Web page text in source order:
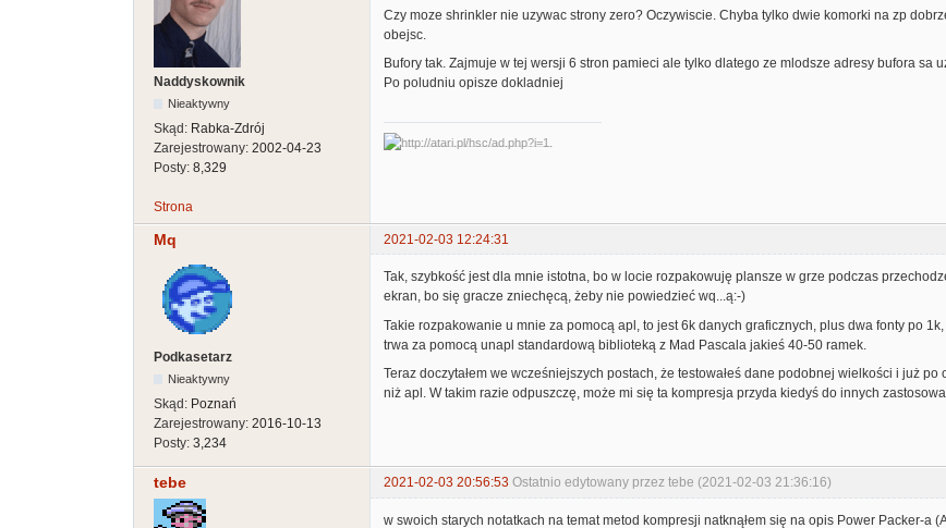
Naddyskownik
Nieaktywny
Skąd: Rabka-Zdrój
Zarejestrowany: 2002-04-23
Posty: 8,329
Czy moze shrinkler nie uzywac strony zero? Oczywiscie. Chyba tylko dwie komorki na zp
obejsc.
Bufory tak. Zajmuje w tej wersji 6 stron pamieci ale tylko dlatego ze mlodsze adresy bufora sa
Po poludniu opisze dokladniej
Strona
Mq 2021-02-03 12:24:31
Podkasetarz
Nieaktywny
Skąd: Poznań
Zarejestrowany: 2016-10-13
Posty: 3,234
Tak, szybkość jest dla mnie istotna, bo w locie rozpakowuję plansze w grze podczas
ekran, bo się gracze zniechęcą, żeby nie powiedzieć wq...ą:-)
Takie rozpakowanie u mnie za pomocą apl, to jest 6k danych graficznych, plus dwa fonty po
trwa za pomocą unapl standardową biblioteką z Mad Pascala jakieś 40-50 ramek.
Teraz doczytałem we wcześniejszych postach, że testowałeś dane podobnej wielkości i już
niż apl. W takim razie odpuszczę, może mi się ta kompresja przyda kiedyś do innych
tebe 2021-02-03 20:56:53 Ostatnio edytowany przez tebe (2021-02-03 21:36:16)
w swoich starych notatkach na temat metod kompresji natknąłem się na opis Power Packer-a